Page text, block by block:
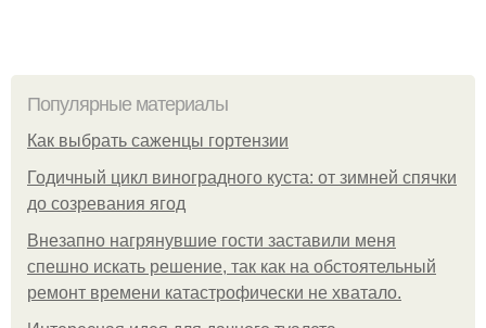
Популярные материалы
Как выбрать саженцы гортензии
Годичный цикл виноградного куста: от зимней спячки
до созревания ягод
Внезапно нагрянувшие гости заставили меня
спешно искать решение, так как на обстоятельный
ремонт времени катастрофически не хватало.